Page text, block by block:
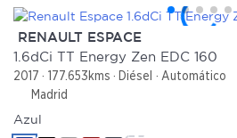
RENAULT ESPACE
1.6dCi TT Energy Zen EDC 160
2017 177.653kms Diésel
Automático
Madrid
Azul